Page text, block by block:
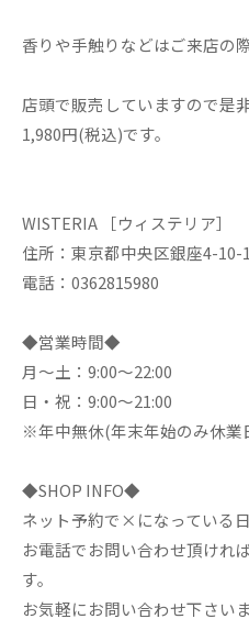
香りや手触りなどはご来店の
店頭で販売していますので是
1,980円(税込)です。
WISTERIA ［ウィステリア］
住所：東京都中央区銀座4-10-
電話：0362815980
◆営業時間◆
月～土：9:00～22:00
日・祝：9:00～21:00
※年中無休(年末年始のみ休業
◆SHOP INFO◆
ネット予約で×になっている
お電話でお問い合わせ頂けれ
す。
お気軽にお問い合わせ下さいま